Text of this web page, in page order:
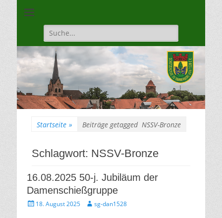
1528
Suche
für:
Startseite » Beiträge getagged NSSV-Bronze
Schlagwort: NSSV-Bronze
16.08.2025 50-j. Jubiläum der
Damenschießgruppe
Gepostet
18. August 2025 Autorsg-dan1528